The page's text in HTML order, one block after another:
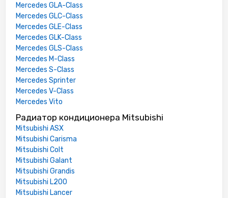
Mercedes GLA-Class
Mercedes GLC-Class
Mercedes GLE-Class
Mercedes GLK-Class
Mercedes GLS-Class
Mercedes M-Class
Mercedes S-Class
Mercedes Sprinter
Mercedes V-Class
Mercedes Vito
Радиатор кондиционера Mitsubishi
Mitsubishi ASX
Mitsubishi Carisma
Mitsubishi Colt
Mitsubishi Galant
Mitsubishi Grandis
Mitsubishi L200
Mitsubishi Lancer